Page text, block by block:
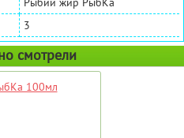
3
смотрели
100мл